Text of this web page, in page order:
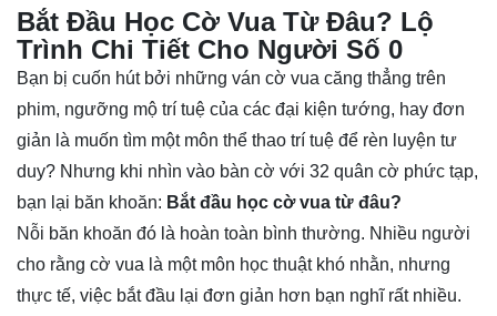
Bắt Đầu Học Cờ Vua Từ Đâu? Lộ
Trình Chi Tiết Cho Người Số 0
Bạn bị cuốn hút bởi những ván cờ vua căng thẳng trên
phim, ngưỡng mộ trí tuệ của các đại kiện tướng, hay đơn
giản là muốn tìm một môn thể thao trí tuệ để rèn luyện tư
duy? Nhưng khi nhìn vào bàn cờ với 32 quân cờ phức tạp,
bạn lại băn khoăn: Bắt đầu học cờ vua từ đâu?
Nỗi băn khoăn đó là hoàn toàn bình thường. Nhiều người
cho rằng cờ vua là một môn học thuật khó nhằn, nhưng
thực tế, việc bắt đầu lại đơn giản hơn bạn nghĩ rất nhiều.